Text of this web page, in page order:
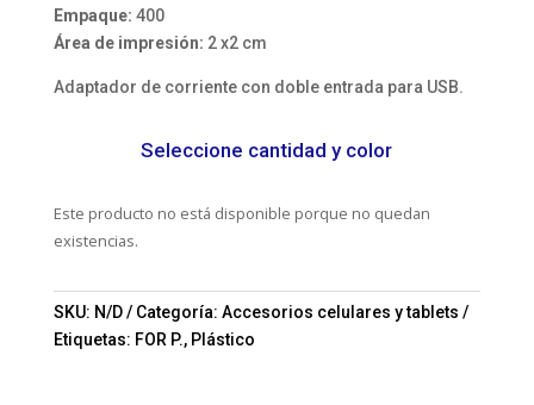
Empaque: 400
Área de impresión: 2 x2 cm
Adaptador de corriente con doble entrada para USB.
Seleccione cantidad y color
Este producto no está disponible porque no quedan
existencias.
SKU: N/D Categoría: Accesorios celulares y tablets
Etiquetas: FOR P., Plástico